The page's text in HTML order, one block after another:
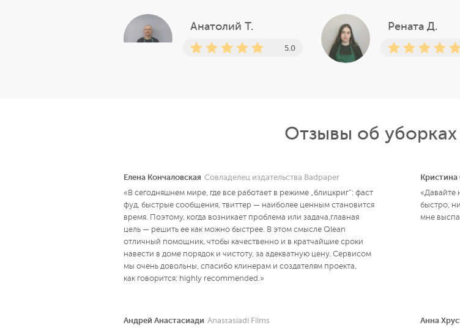
Анатолий Т.
5.0
Рената Д.
Отзывы об
Елена Кончаловская Совладелец издательства Badpaper
«В сегодняшнем мире, где все работает в режиме „блицкриг“: фаст
фуд, быстрые сообщения, твиттер — наиболее ценным становится
время. Поэтому, когда возникает проблема или задача,главная
цель — решить ее как можно быстрее. В этом смысле Qlean
отличный помощник, чтобы качественно и в кратчайшие сроки
навести в доме порядок и чистоту, за адекватную цену. Сервисом
мы очень довольны, спасибо клинерам и создателям проекта,
как говорится: highly recommended.»
«Давайте
быстро,
мне
Андрей Анастасиади Anastasiadi Films Анна